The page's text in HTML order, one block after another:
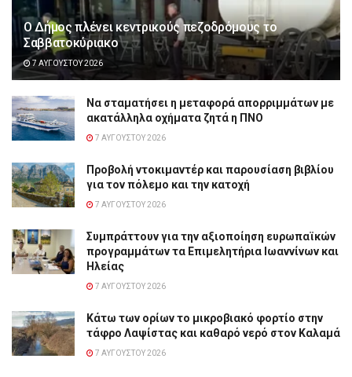
Ο Δήμος πλένει κεντρικούς πεζοδρόμους το
Σαββατοκύριακο
7 ΑΥΓΟΎΣΤΟΥ 2026
Να σταματήσει η μεταφορά απορριμμάτων με
ακατάλληλα οχήματα ζητά η ΠΝΟ
7 ΑΥΓΟΎΣΤΟΥ 2026
Προβολή ντοκιμαντέρ και παρουσίαση βιβλίου
για τον πόλεμο και την κατοχή
7 ΑΥΓΟΎΣΤΟΥ 2026
Συμπράττουν για την αξιοποίηση ευρωπαϊκών
προγραμμάτων τα Επιμελητήρια Ιωαννίνων και
Ηλείας
7 ΑΥΓΟΎΣΤΟΥ 2026
Κάτω των ορίων το μικροβιακό φορτίο στην
τάφρο Λαψίστας και καθαρό νερό στον Καλαμά
7 ΑΥΓΟΎΣΤΟΥ 2026